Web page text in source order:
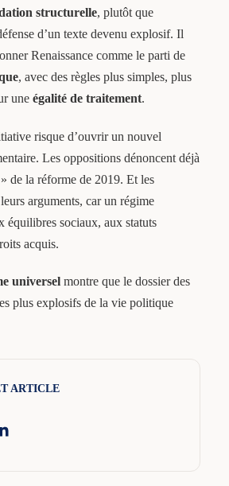
structurelle, plutôt que
d’un texte devenu explosif. Il
Renaissance comme le parti de
, avec des règles plus simples, plus
une égalité de traitement.
risque d’ouvrir un nouvel
Les oppositions dénoncent déjà
de la réforme de 2019. Et les
arguments, car un régime
équilibres sociaux, aux statuts
acquis.
universelmontre que le dossier des
plus explosifs de la vie politique
ARTICLE